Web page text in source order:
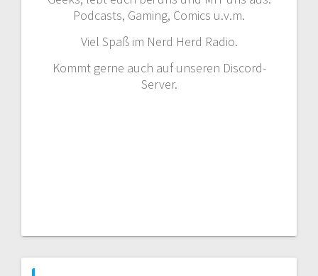
Podcasts, Gaming, Comics u.v.m.
Viel Spaß im Nerd Herd Radio.
Kommt gerne auch auf unseren Discord-
Server.